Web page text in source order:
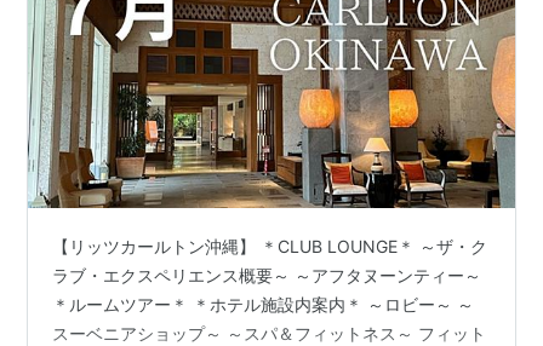
【リッツカールトン沖縄】 ＊CLUB LOUNGE＊ ～ザ・ク
ラブ・エクスペリエンス概要～ ～アフタヌーンティー～
＊ルームツアー＊ ＊ホテル施設内案内＊ ～ロビー～ ～
スーベニアショップ～ ～スパ＆フィットネス～ フィット